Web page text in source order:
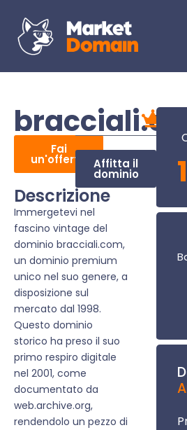
Fai
un'offerta Affitta il
dominio
Descrizione
Immergetevi nel
fascino vintage del
dominio bracciali.com,
un dominio premium
unico nel suo genere, a
disposizione sul
mercato dal 1998.
Questo dominio
storico ha preso il suo
primo respiro digitale
nel 2001, come
documentato da
web.archive.org,
rendendolo un pezzo di